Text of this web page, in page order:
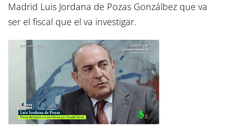
Madrid Luis Jordana de Pozas Gonzálbez que va
ser el fiscal que el va investigar.